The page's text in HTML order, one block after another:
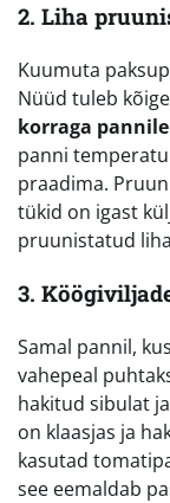
2. Liha
Kuumuta
Nüüd tuleb
korraga pannile
panni
praadima.
tükid on igast
pruunistatud
3.
Samal pannil,
vahepeal
hakitud sibulat
on klaasjas ja
kasutad
see eemaldab